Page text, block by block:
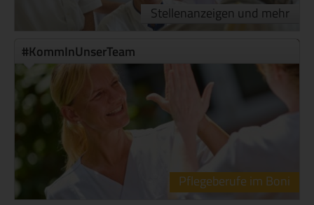
Stellenanzeigen und mehr
#KommInUnserTeam
Pflegeberufe im Boni